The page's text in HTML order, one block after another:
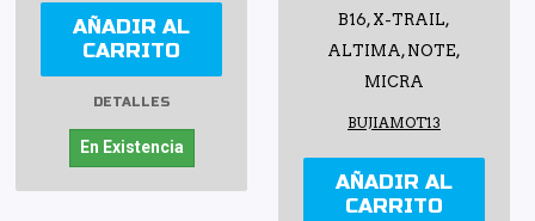
AÑADIR AL
CARRITO
DETALLES
En Existencia
B16, X-TRAIL,
ALTIMA, NOTE,
MICRA
BUJIAMOT13
AÑADIR AL
CARRITO